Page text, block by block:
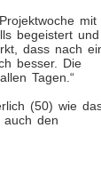
mit
begeistert und
dass nach
besser. Die
Tagen.“
(50) wie
auch den